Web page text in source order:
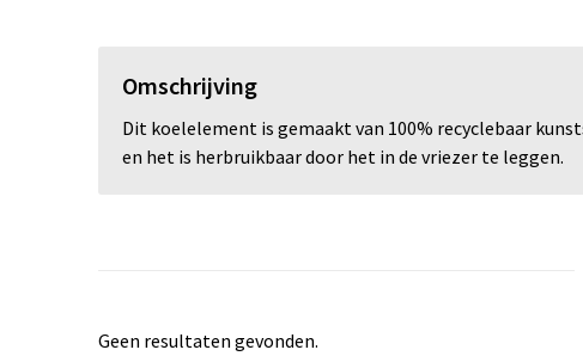
Omschrijving
Dit koelelement is gemaakt van 100% recyclebaar
en het is herbruikbaar door het in de vriezer te leggen.
Geen resultaten gevonden.